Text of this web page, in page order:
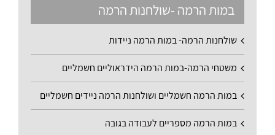
במות הרמה -שולחנות הרמה
שולחנות הרמה- במות הרמה ניידות
משטחי הרמה-במות הרמה הידראוליים חשמליים
במות הרמה חשמליים ושולחנות הרמה ניידים חשמליים
במות הרמה מספריים לעבודה בגובה